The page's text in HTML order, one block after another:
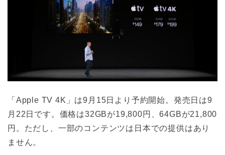
「Apple TV 4K」は9月15日より予約開始。発売日は9
月22日です。価格は32GBが19,800円、64GBが21,800
円。ただし、一部のコンテンツは日本での提供はあり
ません。